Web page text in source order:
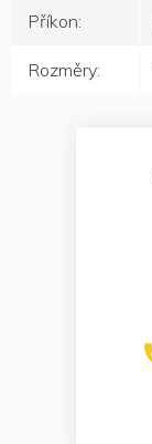
Příkon:
Rozměry: